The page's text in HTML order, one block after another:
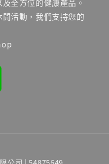
全方位的健康產品。
活動，我們支持您的